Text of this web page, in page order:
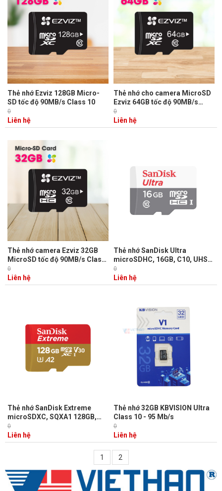
Thẻ nhớ Ezviz 128GB Micro-
SD tốc độ 90MB/s Class 10
0
Liên hệ
Thẻ nhớ cho camera MicroSD
Ezviz 64GB tốc độ 90MB/s
Class 10
0
Liên hệ
Thẻ nhớ camera Ezviz 32GB
MicroSD tốc độ 90MB/s Class
10
0
Liên hệ
Thẻ nhớ SanDisk Ultra
microSDHC, 16GB, C10, UHS-
1, 80MB/s R, 3x5, SDSQUNS-
016G-GN3MN
0
Liên hệ
Thẻ nhớ SanDisk Extreme
microSDXC, SQXA1 128GB,
V30, U3, C10, A2, UHS-I,
160MB/s R, 90MB/s W, 4x6, SD
adaptor, Lifetime Limited,
Action Cam/Drone SDSQXA1-
0
Liên hệ
Thẻ nhớ 32GB KBVISION Ultra
Class 10 - 95 Mb/s
0
Liên hệ
1 2